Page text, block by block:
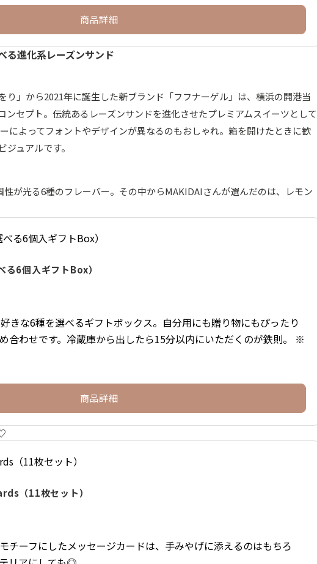
商品詳細
進化系レーズンサンド
り」から2021年に誕生した新ブランド「フフナーゲル」は、横浜の開港当
ンセプト。伝統あるレーズンサンドを進化させたプレミアムスイーツとして
によってフォントやデザインが異なるのもおしゃれ。箱を開けたときに歓
ュアルです。
性が光る6種のフレーバー。その中からMAKIDAIさんが選んだのは、レモン
6個入ギフトBox）
きな6種を選べるギフトボックス。自分用にも贈り物にもぴったり
合わせです。冷蔵庫から出したら15分以内にいただくのが鉄則。 ※
商品詳細
（11枚セット）
チーフにしたメッセージカードは、手みやげに添えるのはもちろ